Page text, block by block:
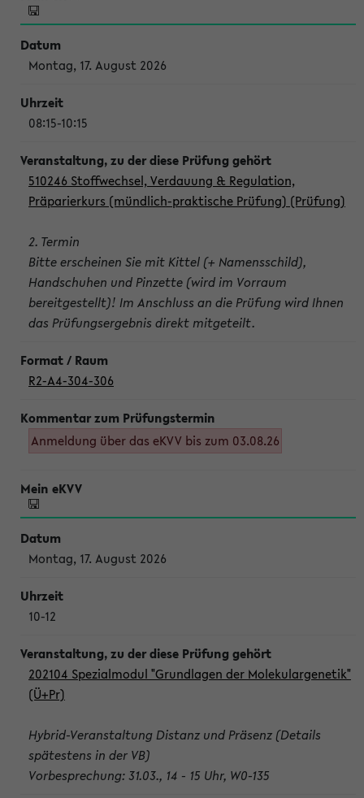
Montag, 17. August 2026
08:15-10:15
510246 Stoffwechsel, Verdauung & Regulation,
Präparierkurs (mündlich-praktische Prüfung) (Prüfung)
2. Termin
Bitte erscheinen Sie mit Kittel (+ Namensschild),
Handschuhen und Pinzette (wird im Vorraum
bereitgestellt)! Im Anschluss an die Prüfung wird Ihnen
das Prüfungsergebnis direkt mitgeteilt.
R2-A4-304-306
Anmeldung über das eKVV bis zum 03.08.26
Montag, 17. August 2026
10-12
202104 Spezialmodul "Grundlagen der Molekulargenetik"
(Ü+Pr)
Hybrid-Veranstaltung Distanz und Präsenz (Details
spätestens in der VB)
Vorbesprechung: 31.03., 14 - 15 Uhr, W0-135